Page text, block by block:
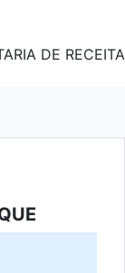
DE RECEITA